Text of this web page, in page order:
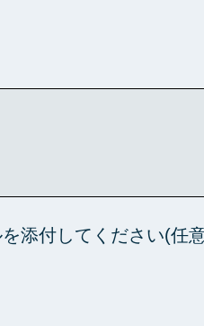
添付してください(任